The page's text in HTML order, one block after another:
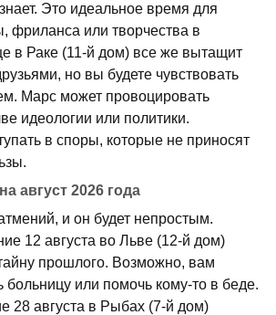
Это идеальное время для
фриланса или творчества в
в Раке (11-й дом) все же вытащит
но вы будете чувствовать
Марс может провоцировать
идеологии или политики.
в споры, которые не приносят
август 2026 года
и он будет непростым.
12 августа во Льве (12-й дом)
прошлого. Возможно, вам
больницу или помочь кому-то в беде.
28 августа в Рыбах (7-й дом)